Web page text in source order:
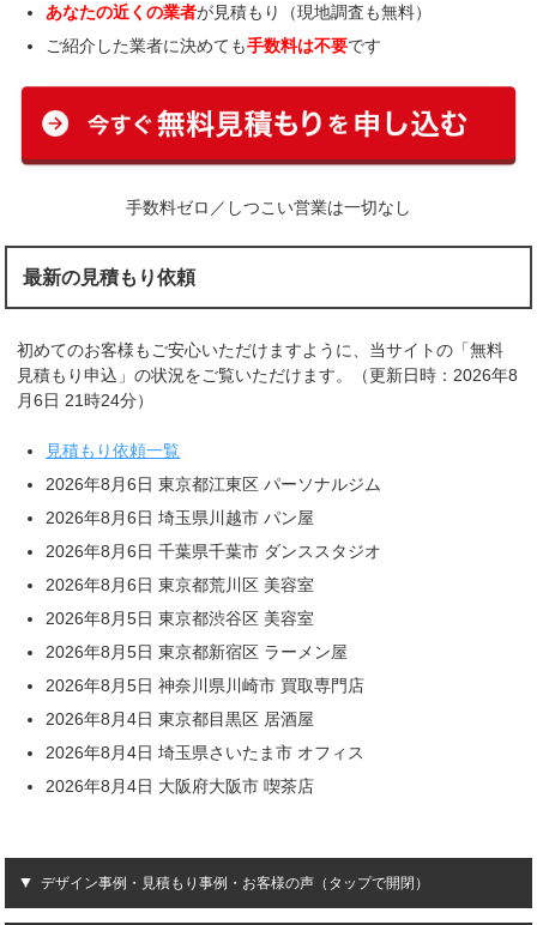
あなたの近くの業者が見積もり（現地調査も無料）
ご紹介した業者に決めても手数料は不要です
手数料ゼロ／しつこい営業は一切なし
最新の見積もり依頼
初めてのお客様もご安心いただけますように、当サイトの「無料
見積もり申込」の状況をご覧いただけます。（更新日時：2026年8
月6日 21時24分）
見積もり依頼一覧
2026年8月6日 東京都江東区 パーソナルジム
2026年8月6日 埼玉県川越市 パン屋
2026年8月6日 千葉県千葉市 ダンススタジオ
2026年8月6日 東京都荒川区 美容室
2026年8月5日 東京都渋谷区 美容室
2026年8月5日 東京都新宿区 ラーメン屋
2026年8月5日 神奈川県川崎市 買取専門店
2026年8月4日 東京都目黒区 居酒屋
2026年8月4日 埼玉県さいたま市 オフィス
2026年8月4日 大阪府大阪市 喫茶店
デザイン事例・見積もり事例・お客様の声（タップで開閉）